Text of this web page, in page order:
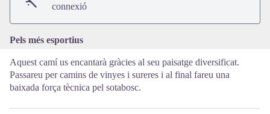
connexió
Pels més esportius
Aquest camí us encantarà gràcies al seu paisatge diversificat.
Passareu per camins de vinyes i sureres i al final fareu una
baixada força tècnica pel sotabosc.